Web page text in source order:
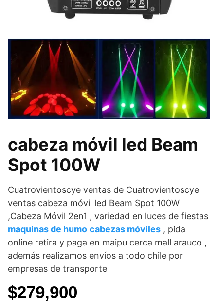
cabeza móvil led Beam
Spot 100W
Cuatrovientoscye ventas de Cuatrovientoscye
ventas cabeza móvil led Beam Spot 100W
,Cabeza Móvil 2en1 , variedad en luces de fiestas
maquinas de humo cabezas móviles , pida
online retira y paga en maipu cerca mall arauco ,
además realizamos envíos a todo chile por
empresas de transporte
$279,900